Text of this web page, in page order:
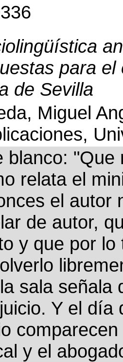
para
de Sevilla
Miguel
blanco: "Que
relata el
el autor
de autor,
y que por lo
sala señala
Y el día
y el